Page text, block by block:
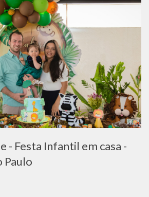
- Festa Infantil em casa -
Paulo